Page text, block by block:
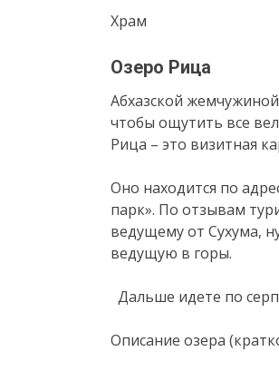
Храм
Озеро Рица
Абхазской
чтобы ощутить все
Рица – это визитная
Оно находится по
парк». По отзывам
ведущему от Сухума,
ведущую в горы.
Дальше идете по
Описание озера